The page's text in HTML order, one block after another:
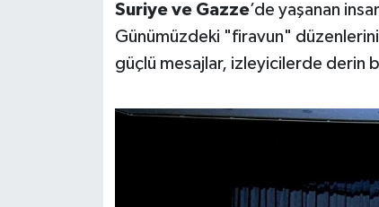
Suriye ve Gazze’de yaşanan
Günümüzdeki "firavun"
güçlü mesajlar, izleyicilerde derin
TEKNOLOJİ